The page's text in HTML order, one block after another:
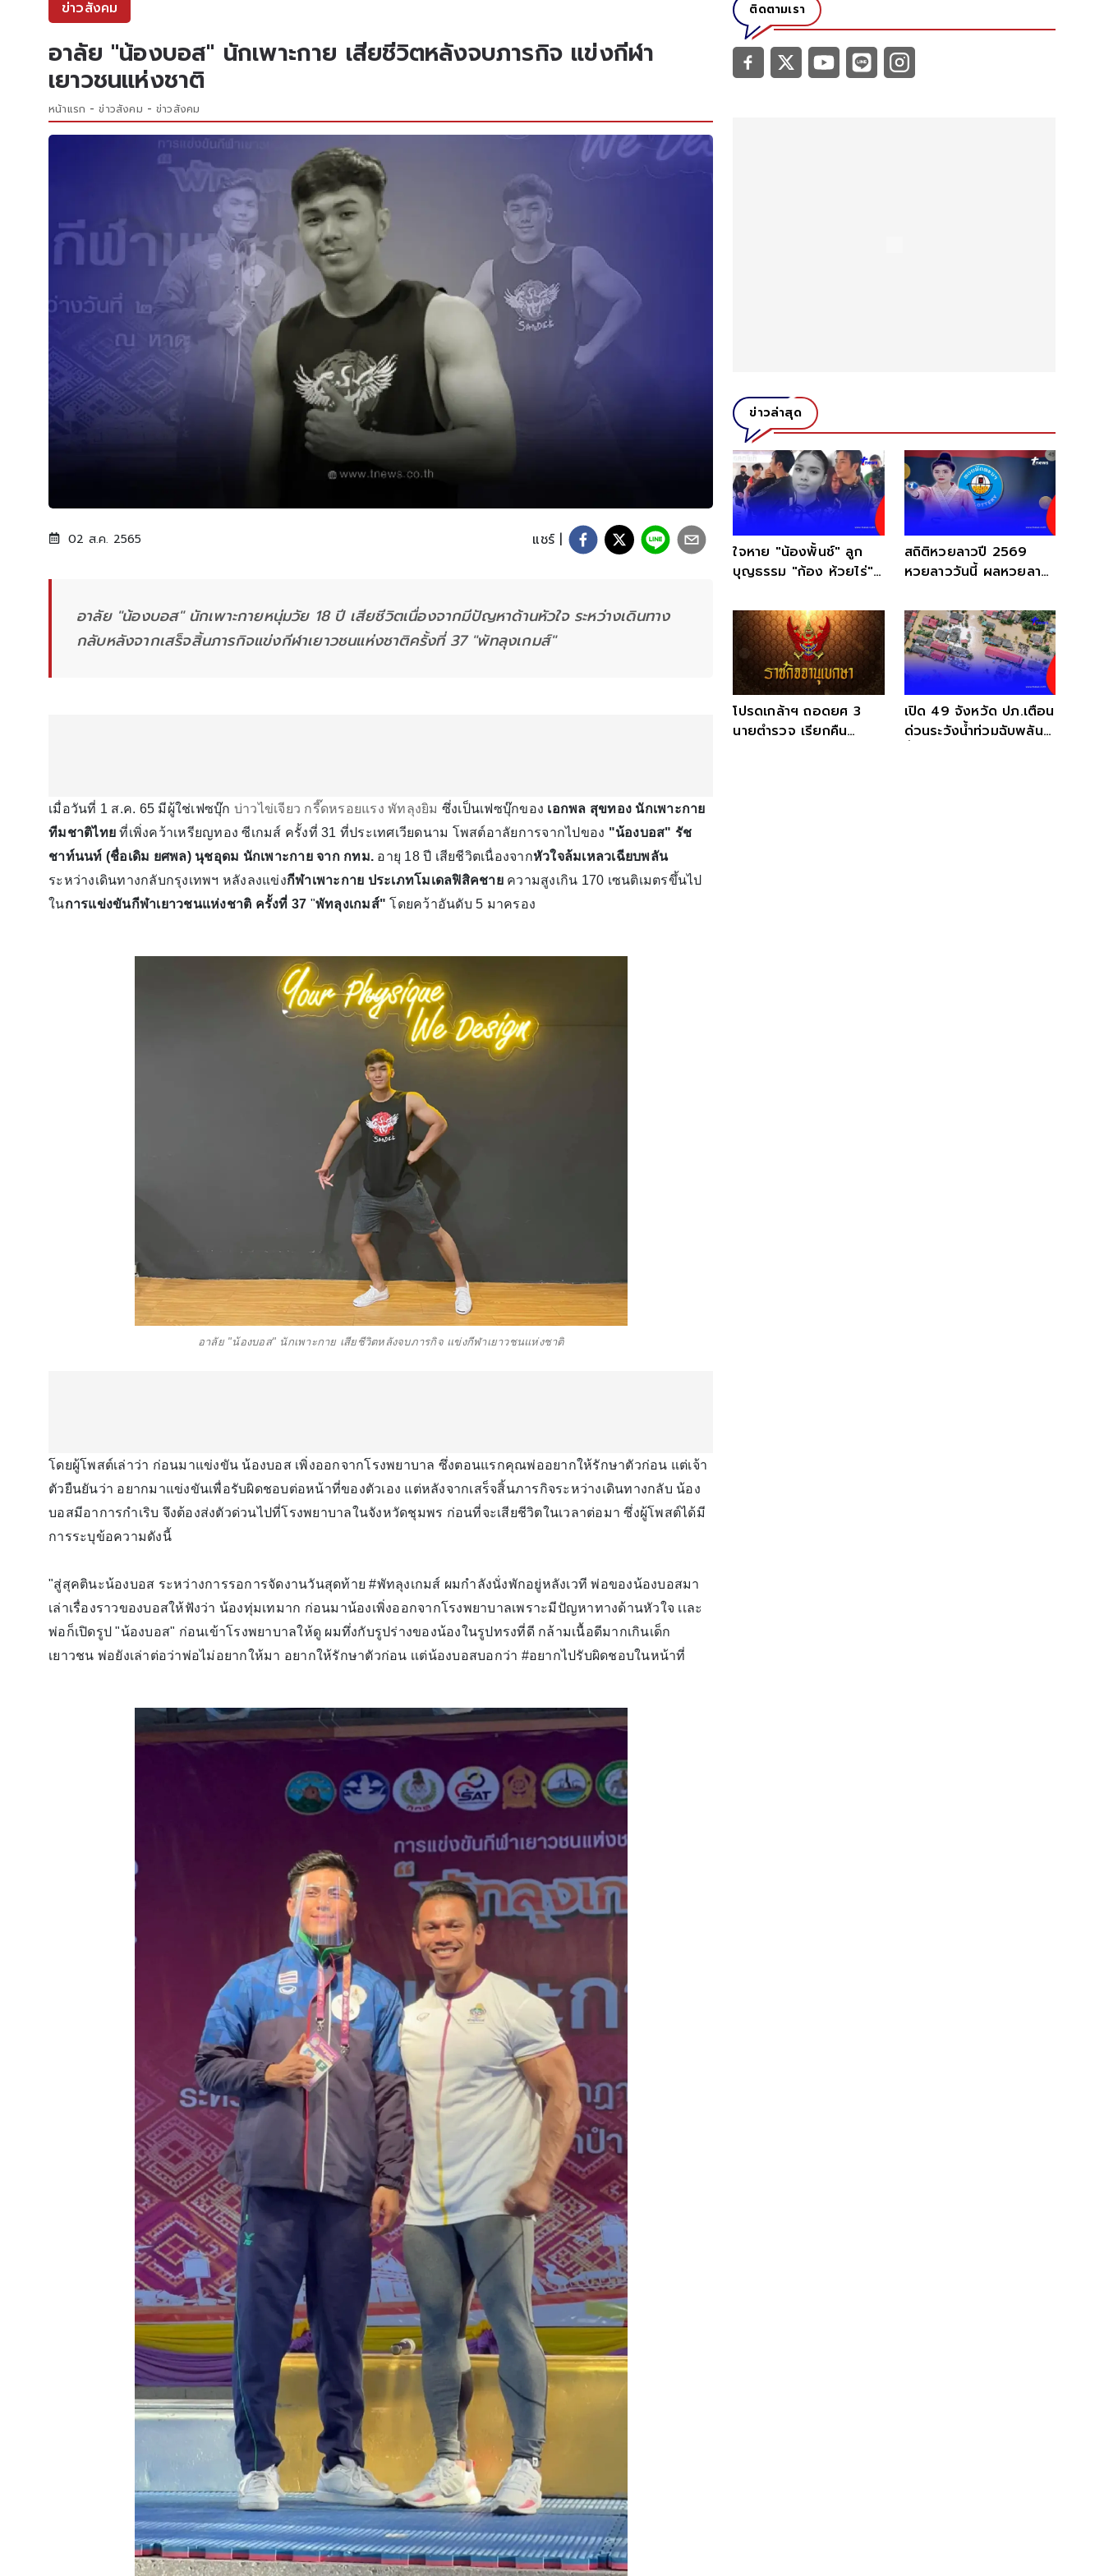
ข่าวสังคม
อาลัย "น้องบอส" นักเพาะกาย เสียชีวิตหลังจบภารกิจ แข่งกีฬา
เยาวชนแห่งชาติ
หน้าแรก ข่าวสังคม ข่าวสังคม
02 ส.ค. 2565 แชร์ |
อาลัย "น้องบอส" นักเพาะกายหนุ่มวัย 18 ปี เสียชีวิตเนื่องจากมีปัญหาด้านหัวใจ ระหว่างเดินทาง
กลับหลังจากเสร็จสิ้นภารกิจแข่งกีฬาเยาวชนแห่งชาติครั้งที่ 37 "พัทลุงเกมส์"
เมื่อวันที่ 1 ส.ค. 65 มีผู้ใช่เฟซบุ๊ก บ่าวไข่เจียว กรี๊ดหรอยแรง พัทลุงยิม ซึ่งเป็นเฟซบุ๊กของ เอกพล สุขทอง นักเพาะกาย
ทีมชาติไทย ที่เพิ่งคว้าเหรียญทอง ซีเกมส์ ครั้งที่ 31 ที่ประเทศเวียดนาม โพสต์อาลัยการจากไปของ "น้องบอส" รัช
ชาท์นนท์ (ชื่อเดิม ยศพล) นุชอุดม นักเพาะกาย จาก กทม. อายุ 18 ปี เสียชีวิตเนื่องจากหัวใจล้มเหลวเฉียบพลัน
ระหว่างเดินทางกลับกรุงเทพฯ หลังลงแข่งกีฬาเพาะกาย ประเภทโมเดลฟิสิคชายความสูงเกิน 170 เซนติเมตรขึ้นไป
ในการแข่งขันกีฬาเยาวชนแห่งชาติ ครั้งที่ 37 "พัทลุงเกมส์"โดยคว้าอันดับ 5 มาครอง
อาลัย "น้องบอส" นักเพาะกาย เสียชีวิตหลังจบภารกิจ แข่งกีฬาเยาวชนแห่งชาติ
โดยผู้โพสต์เล่าว่า ก่อนมาแข่งขัน น้องบอส เพิ่งออกจากโรงพยาบาล ซึ่งตอนแรกคุณพ่ออยากให้รักษาตัวก่อน แต่เจ้า
ตัวยืนยันว่า อยากมาแข่งขันเพื่อรับผิดชอบต่อหน้าที่ของตัวเอง แต่หลังจากเสร็จสิ้นภารกิจระหว่างเดินทางกลับ น้อง
บอสมีอาการกำเริบ จึงต้องส่งตัวด่วนไปที่โรงพยาบาลในจังหวัดชุมพร ก่อนที่จะเสียชีวิตในเวลาต่อมา ซึ่งผู้โพสต์ได้มี
การระบุข้อความดังนี้
"สู่สุคตินะน้องบอส ระหว่างการรอการจัดงานวันสุดท้าย #พัทลุงเกมส์ ผมกำลังนั่งพักอยู่หลังเวที พ่อของน้องบอสมา
เล่าเรื่องราวของบอสให้ฟังว่า น้องทุ่มเทมาก ก่อนมาน้องเพิ่งออกจากโรงพยาบาลเพราะมีปัญหาทางด้านหัวใจ เเละ
พ่อก็เปิดรูป "น้องบอส" ก่อนเข้าโรงพยาบาลให้ดู ผมทึ่งกับรูปร่างของน้องในรูปทรงที่ดี กล้ามเนื้อดีมากเกินเด็ก
เยาวชน พ่อยังเล่าต่อว่าพ่อไม่อยากให้มา อยากให้รักษาตัวก่อน เเต่น้องบอสบอกว่า #อยากไปรับผิดชอบในหน้าที่
ติดตามเรา
ข่าวล่าสุด
ใจหาย "น้องพั้นช์" ลูก
บุญธรรม "ก้อง ห้วยไร่"
สถิติหวยลาวปี 2569
หวยลาววันนี้ ผลหวยลาว
ลาว
โปรดเกล้าฯ ถอดยศ 3
นายตำรวจ เรียกคืน
เปิด 49 จังหวัด ปภ.เตือน
ด่วนระวังน้ำท่วมฉับพลัน